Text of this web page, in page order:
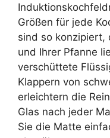
Größen für jede
sind so konzipiert,
und Ihrer Pfanne
verschüttete
Klappern von
erleichtern die
Glas nach jeder
Sie die Matte